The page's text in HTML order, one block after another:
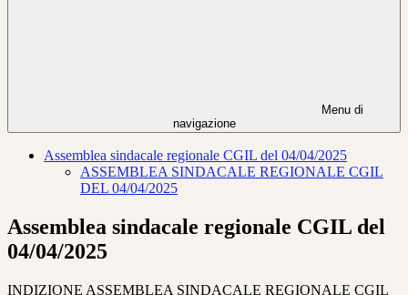
Menu di
navigazione
Assemblea sindacale regionale CGIL del 04/04/2025
ASSEMBLEA SINDACALE REGIONALE CGIL
DEL 04/04/2025
Assemblea sindacale regionale CGIL del
04/04/2025
INDIZIONE ASSEMBLEA SINDACALE REGIONALE CGIL